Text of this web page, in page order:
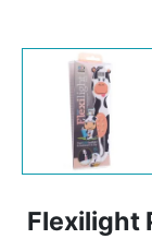
Flexilight